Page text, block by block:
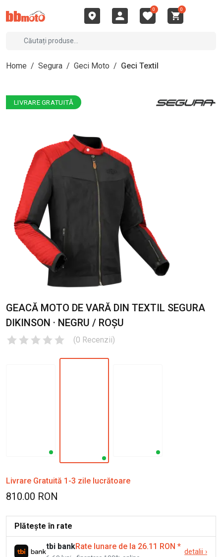
0 0
Home / Segura / Geci Moto / Geci Textil
LIVRARE GRATUITĂ
GEACĂ MOTO DE VARĂ DIN TEXTIL SEGURA
DIKINSON · NEGRU / ROȘU
(0 Recenzii)
Livrare Gratuită 1-3 zile lucrătoare
810.00 RON
Plătește în rate
tbi bankRate lunare de la 26.11 RON *
detalii ›